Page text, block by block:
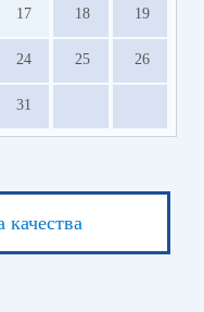
17 18 19
24 25 26
31
качества